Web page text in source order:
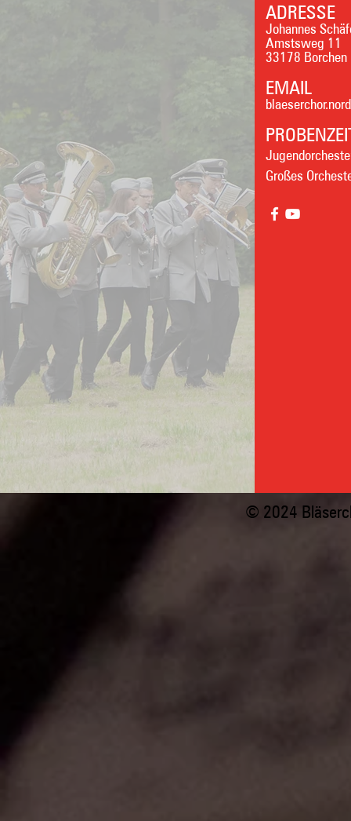
ADRESSE
Johannes
Amstsweg 11
33178 Borchen
EMAIL
Großes
© 2024